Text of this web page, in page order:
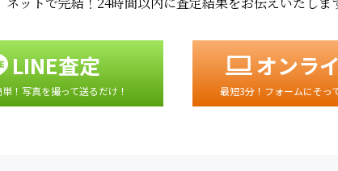
LINE査定
！写真を撮って送るだけ！
オンラ
最短3分！フォームにそっ